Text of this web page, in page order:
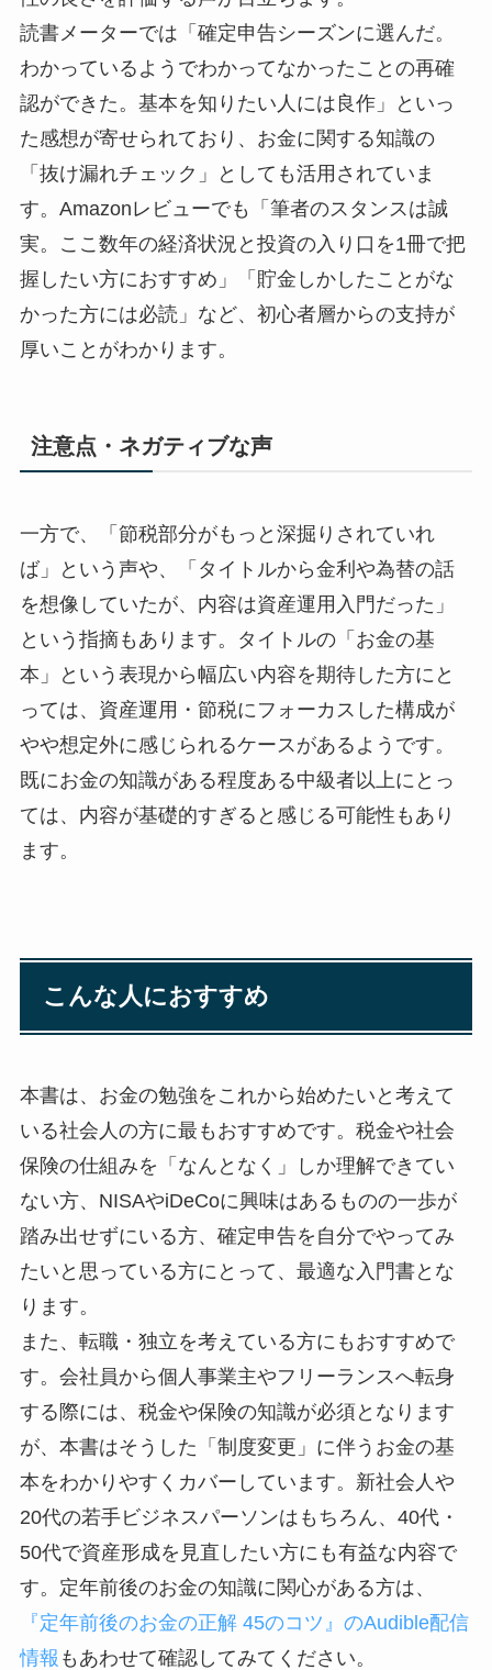
読書メーターでは「確定申告シーズンに選んだ。
わかっているようでわかってなかったことの再確
認ができた。基本を知りたい人には良作」といっ
た感想が寄せられており、お金に関する知識の
「抜け漏れチェック」としても活用されていま
す。Amazonレビューでも「筆者のスタンスは誠
実。ここ数年の経済状況と投資の入り口を1冊で把
握したい方におすすめ」「貯金しかしたことがな
かった方には必読」など、初心者層からの支持が
厚いことがわかります。
注意点・ネガティブな声
一方で、「節税部分がもっと深掘りされていれ
ば」という声や、「タイトルから金利や為替の話
を想像していたが、内容は資産運用入門だった」
という指摘もあります。タイトルの「お金の基
本」という表現から幅広い内容を期待した方にと
っては、資産運用・節税にフォーカスした構成が
やや想定外に感じられるケースがあるようです。
既にお金の知識がある程度ある中級者以上にとっ
ては、内容が基礎的すぎると感じる可能性もあり
ます。
こんな人におすすめ
本書は、お金の勉強をこれから始めたいと考えて
いる社会人の方に最もおすすめです。税金や社会
保険の仕組みを「なんとなく」しか理解できてい
ない方、NISAやiDeCoに興味はあるものの一歩が
踏み出せずにいる方、確定申告を自分でやってみ
たいと思っている方にとって、最適な入門書とな
ります。
また、転職・独立を考えている方にもおすすめで
す。会社員から個人事業主やフリーランスへ転身
する際には、税金や保険の知識が必須となります
が、本書はそうした「制度変更」に伴うお金の基
本をわかりやすくカバーしています。新社会人や
20代の若手ビジネスパーソンはもちろん、40代・
50代で資産形成を見直したい方にも有益な内容で
す。定年前後のお金の知識に関心がある方は、
『定年前後のお金の正解 45のコツ』のAudible配信
情報 もあわせて確認してみてください。